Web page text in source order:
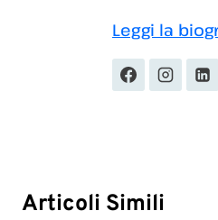
Leggi la
Articoli Simili